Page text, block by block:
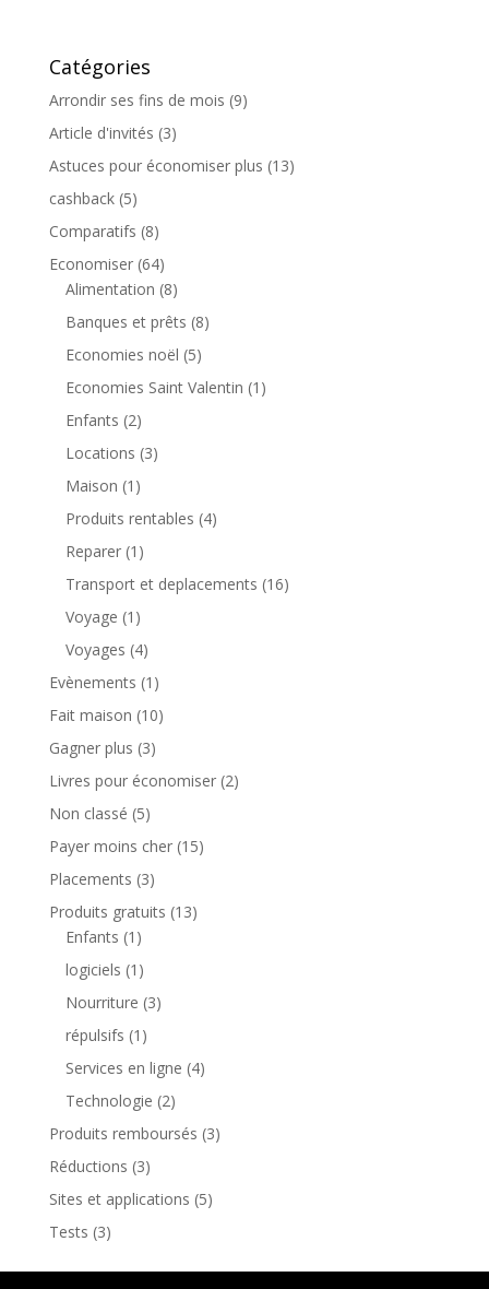
Catégories
Arrondir ses fins de mois (9)
Article d'invités (3)
Astuces pour économiser plus (13)
cashback(5)
Comparatifs (8)
Economiser(64)
Alimentation (8)
Banques et prêts (8)
Economies noël (5)
Economies Saint Valentin (1)
Enfants (2)
Locations (3)
Maison (1)
Produits rentables (4)
Reparer(1)
Transport et deplacements (16)
Voyage (1)
Voyages (4)
Evènements (1)
Fait maison (10)
Gagner plus (3)
Livres pour économiser(2)
Non classé (5)
Payer moins cher(15)
Placements (3)
Produits gratuits (13)
Enfants (1)
logiciels (1)
Nourriture (3)
répulsifs (1)
Services en ligne (4)
Technologie (2)
Produits remboursés (3)
Réductions (3)
Sites et applications (5)
Tests (3)